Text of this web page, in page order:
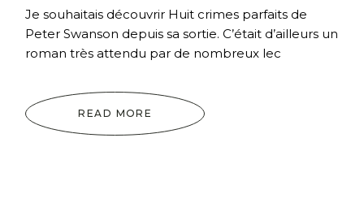
Je souhaitais découvrir Huit crimes parfaits de
Peter Swanson depuis sa sortie. C’était d’ailleurs un
roman très attendu par de nombreux lec
READ MORE